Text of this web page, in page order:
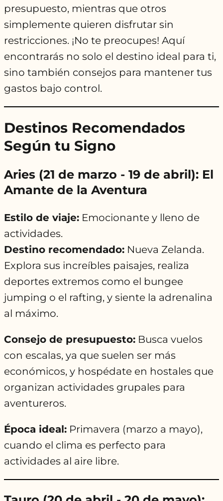
presupuesto, mientras que otros
simplemente quieren disfrutar sin
restricciones. ¡No te preocupes! Aquí
encontrarás no solo el destino ideal para ti,
sino también consejos para mantener tus
gastos bajo control.
Destinos Recomendados
Según tu Signo
Aries (21 de marzo - 19 de abril): El
Amante de la Aventura
Estilo de viaje: Emocionante y lleno de
actividades.
Destino recomendado: Nueva Zelanda.
Explora sus increíbles paisajes, realiza
deportes extremos como el bungee
jumping o el rafting, y siente la adrenalina
al máximo.
Consejo de presupuesto: Busca vuelos
con escalas, ya que suelen ser más
económicos, y hospédate en hostales que
organizan actividades grupales para
aventureros.
Época ideal: Primavera (marzo a mayo),
cuando el clima es perfecto para
actividades al aire libre.